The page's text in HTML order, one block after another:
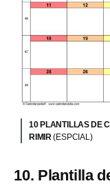
10 PLANTILLAS DE
RIMIR(ESPCIAL)
10. Plantilla